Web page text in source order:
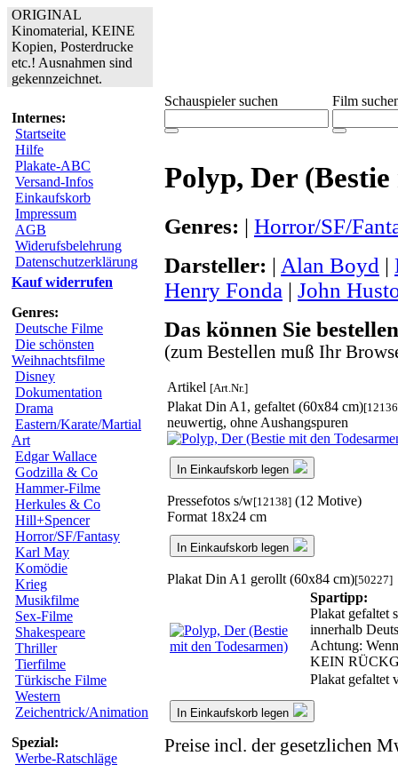
ORIGINAL
Kinomaterial, KEINE
Kopien, Posterdrucke
etc.! Ausnahmen sind
gekennzeichnet.
Internes:
Startseite
Hilfe
Plakate-ABC
Versand-Infos
Einkaufskorb
Impressum
AGB
Widerufsbelehrung
Datenschutzerklärung
Kauf widerrufen
Genres:
Deutsche Filme
Die schönsten
Weihnachtsfilme
Disney
Dokumentation
Drama
Eastern/Karate/Martial
Art
Edgar Wallace
Godzilla & Co
Hammer-Filme
Herkules & Co
Hill+Spencer
Horror/SF/Fantasy
Karl May
Komödie
Krieg
Musikfilme
Sex-Filme
Shakespeare
Thriller
Tierfilme
Türkische Filme
Western
Zeichentrick/Animation
Spezial:
Werbe-Ratschläge
Schauspieler suchen Film
Polyp, Der
Genres: | Horror/SF/
Darsteller: | Alan Boyd |
Henry Fonda | John
Das können Sie
(zum Bestellen muß Ihr
Artikel [Art.Nr.]
Plakat Din A1, gefaltet (60x84 cm)
neuwertig, ohne Aushangspuren
In Einkaufskorb legen
Pressefotos s/w[12138] (12 Motive)
Format 18x24 cm
In Einkaufskorb legen
Plakat Din A1 gerollt (60x84 cm)[50227]
Spartipp:
Plakat gefaltet
innerhalb
Achtung:
KEIN
Plakat gefaltet
In Einkaufskorb legen
Preise incl. der gesetzlichen